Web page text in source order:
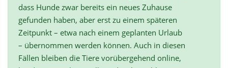
dass Hunde zwar bereits ein neues Zuhause
gefunden haben, aber erst zu einem späteren
Zeitpunkt – etwa nach einem geplanten Urlaub
– übernommen werden können. Auch in diesen
Fällen bleiben die Tiere vorübergehend online,